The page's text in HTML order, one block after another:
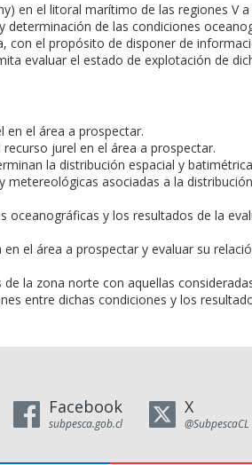
en el litoral marítimo de las regiones V a
determinación de las condiciones
con el propósito de disponer de
evaluar el estado de explotación de
en el área a prospectar.
jurel en el área a prospectar.
la distribución espacial y
metereológicas asociadas a la
oceanográficas y los resultados de la
el área a prospectar y evaluar su
la zona norte con aquellas
entre dichas condiciones y los
Facebook
subpesca.gob.cl
X
@SubpescaCL